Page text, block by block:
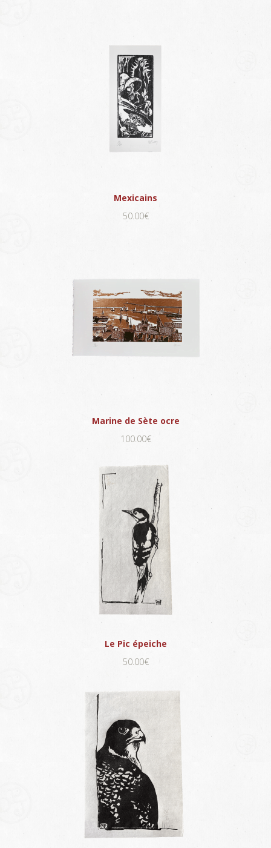
Mexicains
50.00€
Marine de Sète ocre
100.00€
Le Pic épeiche
50.00€